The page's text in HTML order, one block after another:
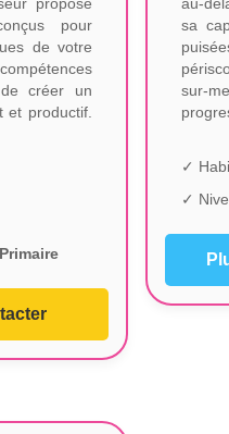
pour
de votre
créer un
et productif.
sa
sur-
✓
✓